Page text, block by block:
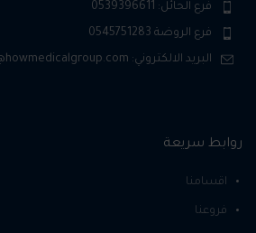
فرع الحائل: 0539396611
فرع الروضة 0545751283
البريد الالكتروني: info@howmedicalgroup.com
روابط سريعة
اقسامنا
فروعنا